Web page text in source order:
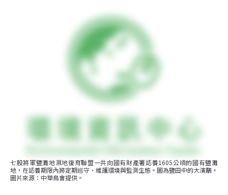
七股將軍鹽灘地濕地復育聯盟一共向國有財產署認養1605公頃的國有鹽灘
地，在認養期限內將定期巡守、維護環境與監測生態。圖為鹽田中的大濱鷸。
圖片來源：中華鳥會提供。